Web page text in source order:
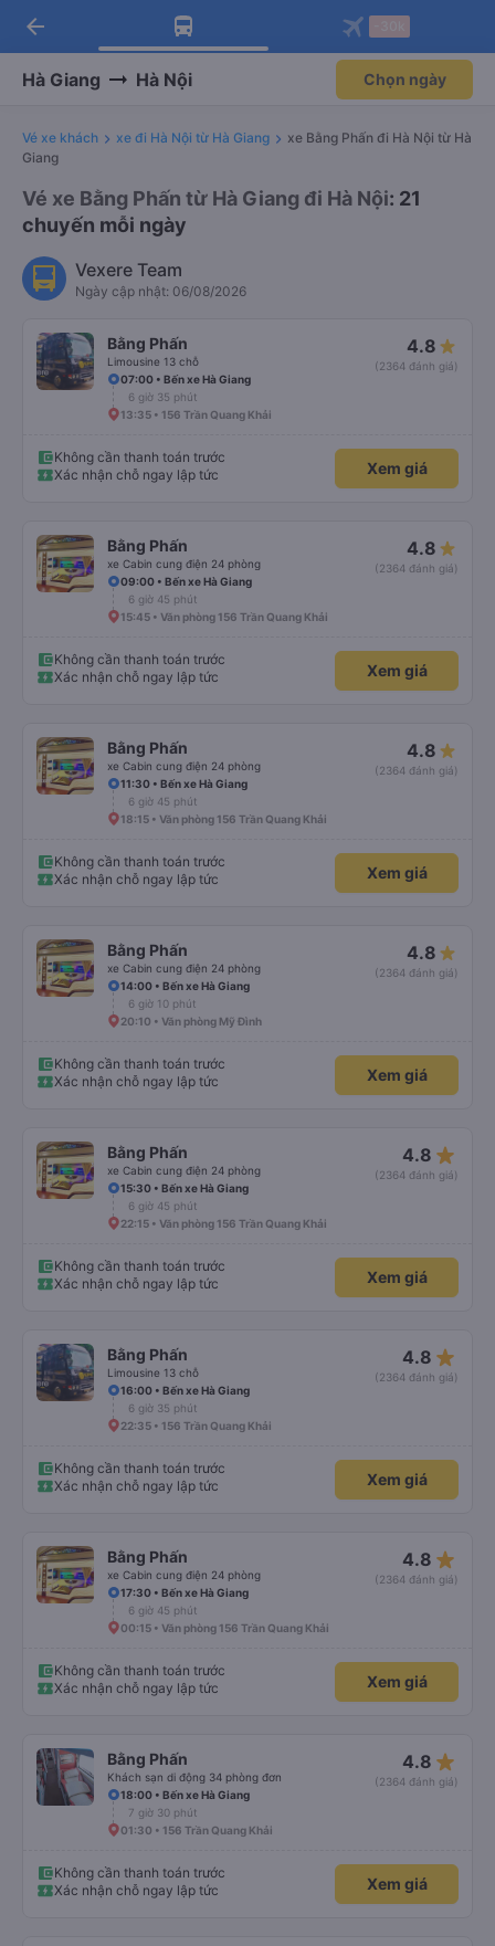
Tải app Vexere ngay!
Nhận ưu đãi thành viên độc
Mở app
Tải app Vexere
-30k/ghế khi đặt vé máy bay qua
Mở app
arrow_back
Hà Giang Hà Nội Chọn ngày
Vé xe khách xe đi Hà Nội từ Hà Giang
xe Bằng Phấn đi Hà Nội từ Hà
Giang
Vé xe Bằng Phấn từ Hà Giang đi Hà Nội: 21
chuyến mỗi ngày
Vexere Team
Ngày cập nhật: 06/08/2026
Bằng Phấn
Limousine 13 chỗ
4.8
(2364 đánh giá)
07:00 • Bến xe Hà Giang
6 giờ 35 phút
13:35 • 156 Trần Quang Khải
Không cần thanh toán trước
Xác nhận chỗ ngay lập tức
Xem giá
Bằng Phấn
xe Cabin cung điện 24 phòng
4.8
(2364 đánh giá)
09:00 • Bến xe Hà Giang
6 giờ 45 phút
15:45 • Văn phòng 156 Trần Quang Khải
Không cần thanh toán trước
Xác nhận chỗ ngay lập tức
Xem giá
Bằng Phấn
xe Cabin cung điện 24 phòng
4.8
(2364 đánh giá)
11:30 • Bến xe Hà Giang
6 giờ 45 phút
18:15 • Văn phòng 156 Trần Quang Khải
Không cần thanh toán trước
Xác nhận chỗ ngay lập tức
Xem giá
Bằng Phấn
xe Cabin cung điện 24 phòng
4.8
(2364 đánh giá)
14:00 • Bến xe Hà Giang
6 giờ 10 phút
20:10 • Văn phòng Mỹ Đình
Không cần thanh toán trước
Xác nhận chỗ ngay lập tức
Xem giá
Bằng Phấn
xe Cabin cung điện 24 phòng
4.8 star_rate
(2364 đánh giá)
15:30 • Bến xe Hà Giang
6 giờ 45 phút
22:15 • Văn phòng 156 Trần Quang Khải
Không cần thanh toán trước
Xác nhận chỗ ngay lập tức
Xem giá
Bằng Phấn
Limousine 13 chỗ
4.8 star_rate
(2364 đánh giá)
16:00 • Bến xe Hà Giang
6 giờ 35 phút
22:35 • 156 Trần Quang Khải
Không cần thanh toán trước
Xác nhận chỗ ngay lập tức
Xem giá
Bằng Phấn
xe Cabin cung điện 24 phòng
4.8 star_rate
(2364 đánh giá)
17:30 • Bến xe Hà Giang
6 giờ 45 phút
00:15 • Văn phòng 156 Trần Quang Khải
Không cần thanh toán trước
Xác nhận chỗ ngay lập tức
Xem giá
Bằng Phấn
Khách sạn di động 34 phòng đơn
4.8 star_rate
(2364 đánh giá)
18:00 • Bến xe Hà Giang
7 giờ 30 phút
01:30 • 156 Trần Quang Khải
Không cần thanh toán trước
Xác nhận chỗ ngay lập tức
Xem giá